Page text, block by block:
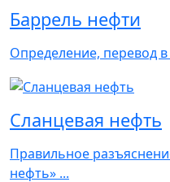
Баррель нефти
Определение, перевод
Сланцевая нефть
Правильное
нефть» ...